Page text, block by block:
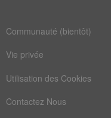
Communauté (bientôt)
Vie privée
Utilisation des Cookies
Contactez Nous